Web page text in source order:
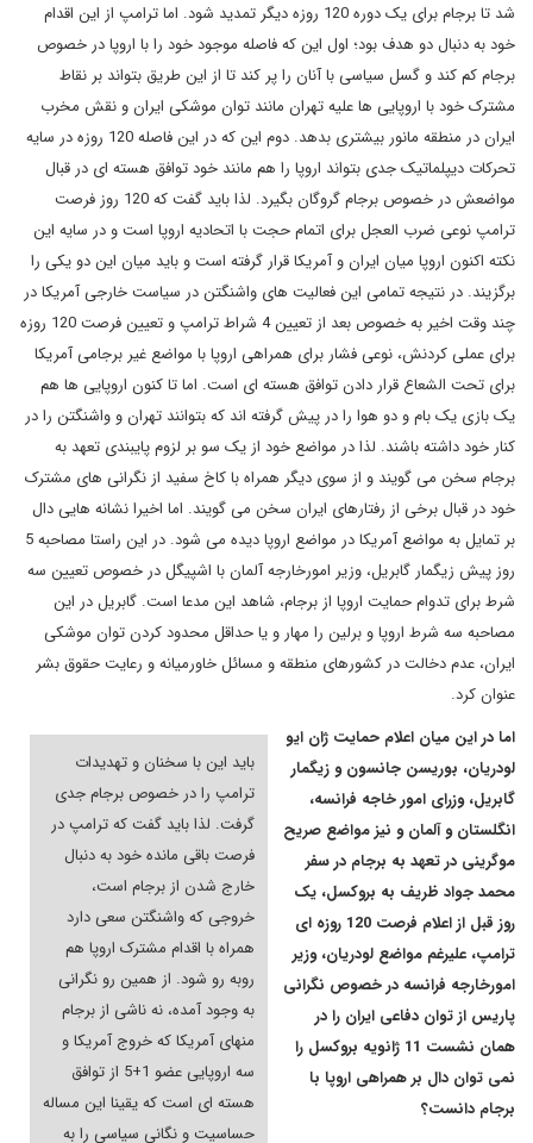
شد تا برجام برای یک دوره 120 روزه دیگر تمدید شود. اما ترامپ از این اقدام
خود به دنبال دو هدف بود؛ اول این که فاصله موجود خود را با اروپا در خصوص
برجام کم کند و گسل سیاسی با آنان را پر کند تا از این طریق بتواند بر نقاط
مشترک خود با اروپایی ها علیه تهران مانند توان موشکی ایران و نقش مخرب
ایران در منطقه مانور بیشتری بدهد. دوم این که در این فاصله 120 روزه در سایه
تحرکات دیپلماتیک جدی بتواند اروپا را هم مانند خود توافق هسته ای در قبال
مواضعش در خصوص برجام گروگان بگیرد. لذا باید گفت که 120 روز فرصت
ترامپ نوعی ضرب العجل برای اتمام حجت با اتحادیه اروپا است و در سایه این
نکته اکنون اروپا میان ایران و آمریکا قرار گرفته است و باید میان این دو یکی را
برگزیند. در نتیجه تمامی این فعالیت های واشنگتن در سیاست خارجی آمریکا در
چند وقت اخیر به خصوص بعد از تعیین 4 شراط ترامپ و تعیین فرصت 120 روزه
برای عملی کردنش، نوعی فشار برای همراهی اروپا با مواضع غیر برجامی آمریکا
برای تحت الشعاع قرار دادن توافق هسته ای است. اما تا کنون اروپایی ها هم
یک بازی یک بام و دو هوا را در پیش گرفته اند که بتوانند تهران و واشنگتن را در
کنار خود داشته باشند. لذا در مواضع خود از یک سو بر لزوم پایبندی تعهد به
برجام سخن می گویند و از سوی دیگر همراه با کاخ سفید از نگرانی های مشترک
خود در قبال برخی از رفتارهای ایران سخن می گویند. اما اخیرا نشانه هایی دال
بر تمایل به مواضع آمریکا در مواضع اروپا دیده می شود. در این راستا مصاحبه 5
روز پیش زیگمار گابریل، وزیر امورخارجه آلمان با اشپیگل در خصوص تعیین سه
شرط برای تدوام حمایت اروپا از برجام، شاهد این مدعا است. گابریل در این
مصاحبه سه شرط اروپا و برلین را مهار و یا حداقل محدود کردن توان موشکی
ایران، عدم دخالت در کشورهای منطقه و مسائل خاورمیانه و رعایت حقوق بشر
عنوان کرد.
باید این با سخنان و تهدیدات
ترامپ را در خصوص برجام جدی
گرفت. لذا باید گفت که ترامپ در
فرصت باقی مانده خود به دنبال
خارج شدن از برجام است،
خروجی که واشنگتن سعی دارد
همراه با اقدام مشترک اروپا هم
روبه رو شود. از همین رو نگرانی
به وجود آمده، نه ناشی از برجام
منهای آمریکا که خروج آمریکا و
سه اروپایی عضو 1+5 از توافق
هسته ای است که یقینا این مساله
حساسیت و نگانی سیاسی را به
اما در این میان اعلام حمایت ژان ایو
لودریان، بوریسن جانسون و زیگمار
گابریل، وزرای امور خاجه فرانسه،
انگلستان و آلمان و نیز مواضع صریح
موگرینی در تعهد به برجام در سفر
محمد جواد ظریف به بروکسل، یک
روز قبل از اعلام فرصت 120 روزه ای
ترامپ، علیرغم مواضع لودریان، وزیر
امورخارجه فرانسه در خصوص نگرانی
پاریس از توان دفاعی ایران را در
همان نشست 11 ژانویه بروکسل را
نمی توان دال بر همراهی اروپا با
برجام دانست؟